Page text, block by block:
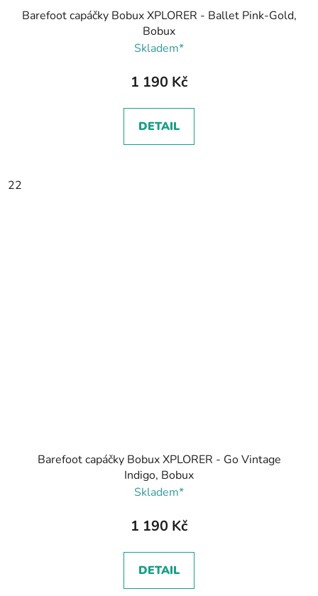
Barefoot capáčky Bobux XPLORER - Ballet Pink-Gold,
Bobux
Skladem*
1 190 Kč
DETAIL
22
Barefoot capáčky Bobux XPLORER - Go Vintage
Indigo, Bobux
Skladem*
1 190 Kč
DETAIL